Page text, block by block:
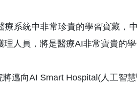
系統中非常珍貴的學習寶藏，
人員，將是醫療AI非常寶貴的學
邁向AI Smart Hospital(人工智